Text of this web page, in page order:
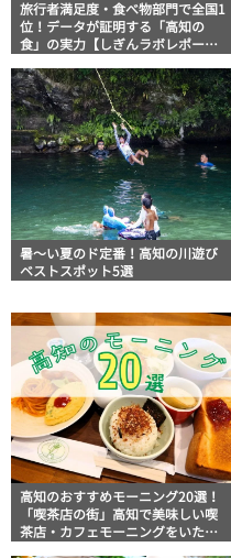
旅行者満足度・食べ物部門で全国1
位！データが証明する「高知の
食」の実力【しぎんラボレポー
暑～い夏のド定番！高知の川遊び
ベストスポット5選
高知のおすすめモーニング20選！
「喫茶店の街」高知で美味しい喫
茶店・カフェモーニングをいただ